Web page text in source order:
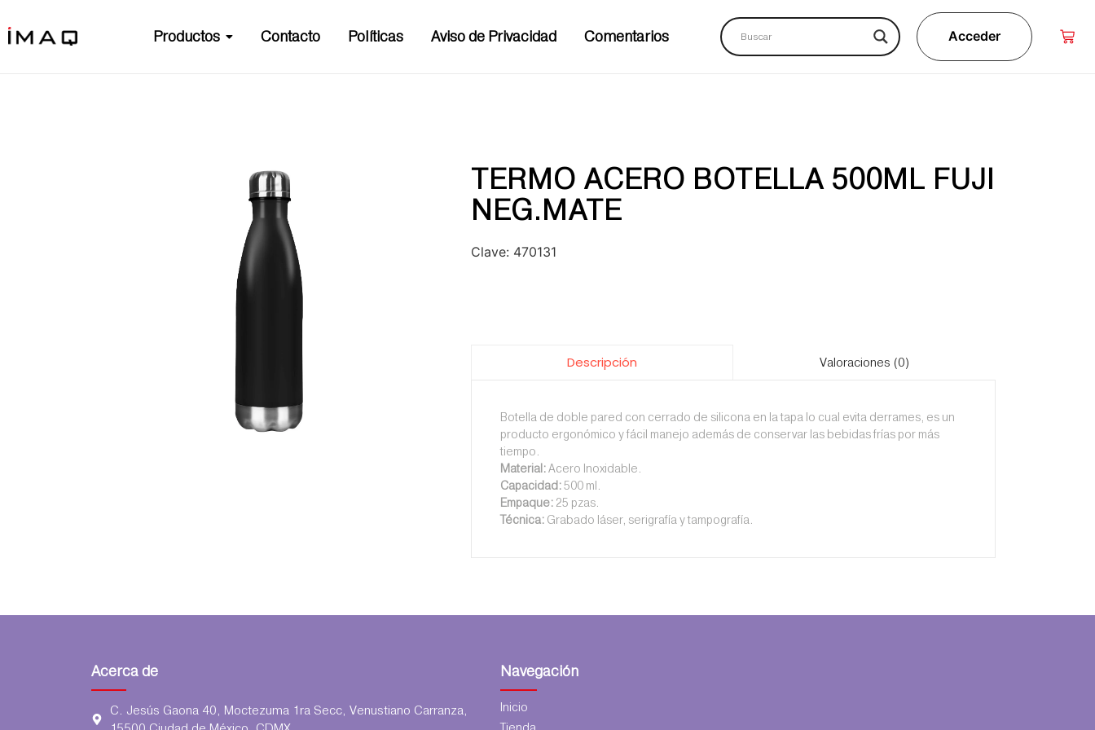
Productos Contacto Políticas Aviso de Privacidad Comentarios Acceder
TERMO ACERO BOTELLA 500ML FUJI
NEG.MATE
Clave: 470131
Descripción Valoraciones (0)
Botella de doble pared con cerrado de silicona en la tapa lo cual evita derrames, es un
producto ergonómico y fácil manejo además de conservar las bebidas frías por más
tiempo.
Material:Acero Inoxidable.
Capacidad:500 ml.
Empaque: 25 pzas.
Técnica: Grabado láser, serigrafía y tampografía.
Acerca de
C. Jesús Gaona 40, Moctezuma 1ra Secc, Venustiano Carranza,
Navegación
Inicio